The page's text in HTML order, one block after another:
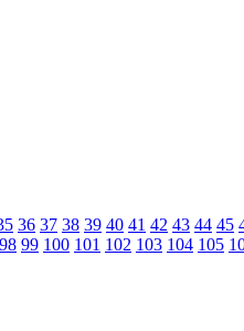
36 37 38 39 40 41 42 43 44 45
98 99 100 101 102 103 104 105